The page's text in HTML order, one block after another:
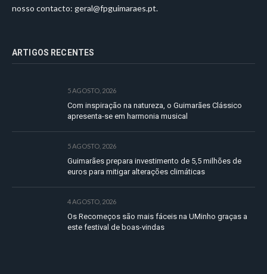
nosso contacto: geral@fpguimaraes.pt.
ARTIGOS RECENTES
5 AGOSTO, 2026
Com inspiração na natureza, o Guimarães Clássico
apresenta-se em harmonia musical
5 AGOSTO, 2026
Guimarães prepara investimento de 5,5 milhões de
euros para mitigar alterações climáticas
4 AGOSTO, 2026
Os Recomeços são mais fáceis na UMinho graças a
este festival de boas-vindas